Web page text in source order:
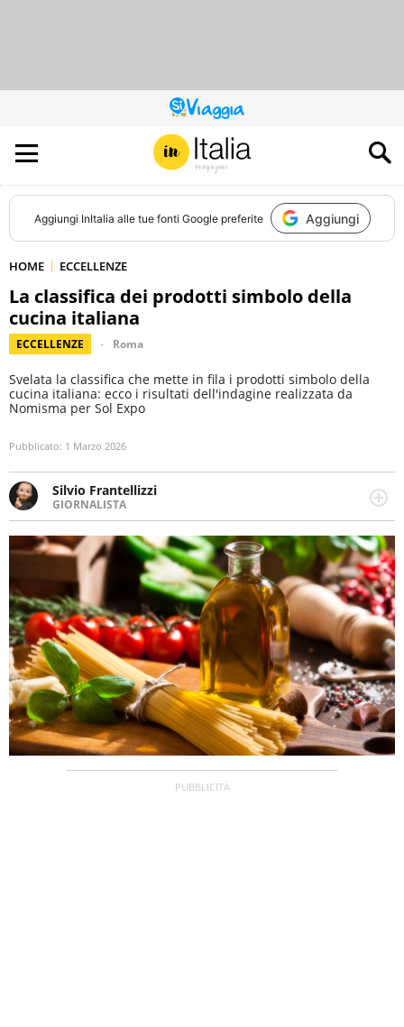
QUESTO
SITO
CONTRIBUISCE
ALL’AUDIENCE
DI
Aggiungi InItalia alle tue fonti Google preferite Aggiungi
HOME ECCELLENZE
La classifica dei prodotti simbolo della
cucina italiana
ECCELLENZE Roma
Svelata la classifica che mette in fila i prodotti simbolo della
cucina italiana: ecco i risultati dell'indagine realizzata da
Nomisma per Sol Expo
Pubblicato: 1 Marzo 2026
Silvio Frantellizzi
GIORNALISTA
Giornalista pubblicista. Da oltre dieci anni si occupa di
informazione sul web, scrivendo di sport, attualità,
cronaca, motori, spettacolo e videogame.